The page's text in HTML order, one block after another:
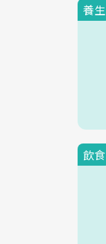
養生
飲食